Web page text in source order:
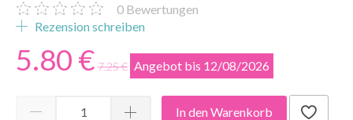
0 Bewertungen
Rezension schreiben
5.80 € 7.25 € Angebot bis 12/08/2026
In den Warenkorb